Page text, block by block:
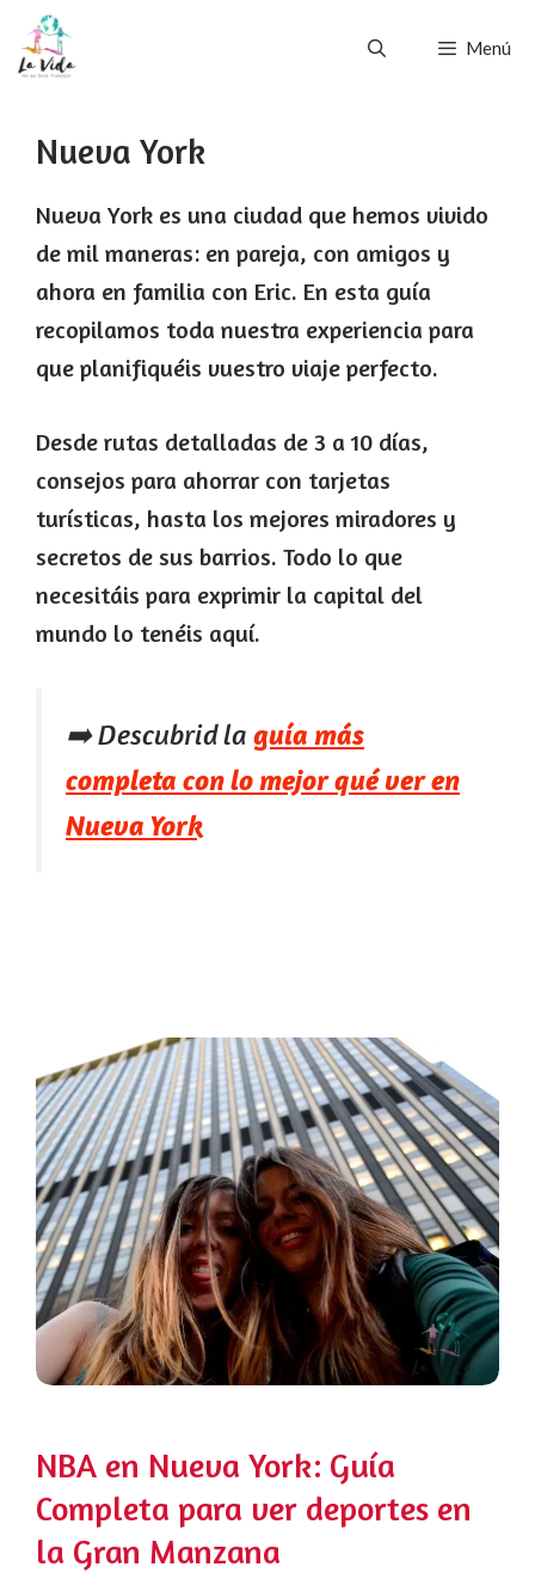
Saltar
Menú
Nueva York
Nueva York es una ciudad que hemos vivido
de mil maneras: en pareja, con amigos y
ahora en familia con Eric. En esta guía
recopilamos toda nuestra experiencia para
que planifiquéis vuestro viaje perfecto.
Desde rutas detalladas de 3 a 10 días,
consejos para ahorrar con tarjetas
turísticas, hasta los mejores miradores y
secretos de sus barrios. Todo lo que
necesitáis para exprimir la capital del
mundo lo tenéis aquí.
➡️ Descubrid la guía más
completa con lo mejor qué ver en
Nueva York
NBA en Nueva York: Guía
Completa para ver deportes en
la Gran Manzana